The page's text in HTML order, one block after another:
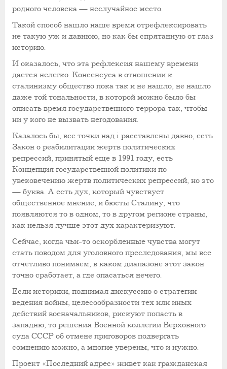
родного человека — неслучайное место.
Такой способ нашло наше время отрефлексировать
не такую уж и давнюю, но как бы спрятанную от глаз
историю.
И оказалось, что эта рефлексия нашему времени
дается нелегко. Консенсуса в отношении к
сталинизму общество пока так и не нашло, не нашло
даже той тональности, в которой можно было бы
описать время государственного террора так, чтобы
ни у кого не вызвать негодования.
Казалось бы, все точки над i расставлены давно, есть
Закон о реабилитации жертв политических
репрессий, принятый еще в 1991 году, есть
Концепция государственной политики по
увековечению жертв политических репрессий, но это
— буква. А есть дух, который чувствует
общественное мнение, и бюсты Сталину, что
появляются то в одном, то в другом регионе страны,
как нельзя лучше этот дух характеризуют.
Сейчас, когда чьи-то оскорбленные чувства могут
стать поводом для уголовного преследования, мы все
отчетливо понимаем, в каком диапазоне этот закон
точно сработает, а где опасаться нечего.
Если историки, поднимая дискуссию о стратегии
ведения войны, целесообразности тех или иных
действий военачальников, рискуют попасть в
западню, то решения Военной коллегии Верховного
суда СССР об отмене приговоров подвергать
сомнению можно, а многие уверены, что и нужно.
Проект «Последний адрес» живет как гражданская